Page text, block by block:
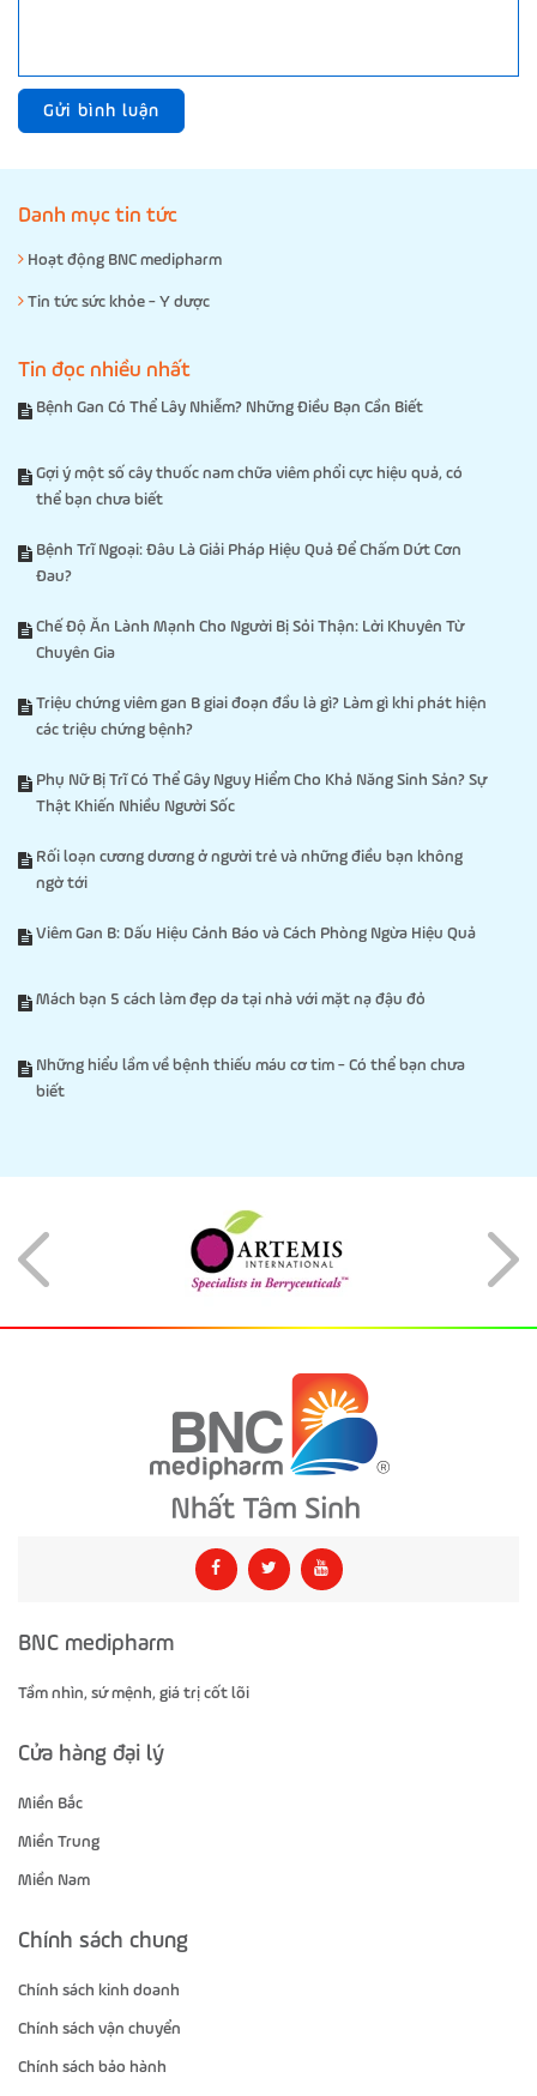
Gửi bình luận
Danh mục tin tức
Hoạt động BNC medipharm
Tin tức sức khỏe - Y dược
Tin đọc nhiều nhất
Bệnh Gan Có Thể Lây Nhiễm? Những Điều Bạn Cần Biết
Gợi ý một số cây thuốc nam chữa viêm phổi cực hiệu quả, có
thể bạn chưa biết
Bệnh Trĩ Ngoại: Đâu Là Giải Pháp Hiệu Quả Để Chấm Dứt Cơn
Đau?
Chế Độ Ăn Lành Mạnh Cho Người Bị Sỏi Thận: Lời Khuyên Từ
Chuyên Gia
Triệu chứng viêm gan B giai đoạn đầu là gì? Làm gì khi phát hiện
các triệu chứng bệnh?
Phụ Nữ Bị Trĩ Có Thể Gây Nguy Hiểm Cho Khả Năng Sinh Sản? Sự
Thật Khiến Nhiều Người Sốc
Rối loạn cương dương ở người trẻ và những điều bạn không
ngờ tới
Viêm Gan B: Dấu Hiệu Cảnh Báo và Cách Phòng Ngừa Hiệu Quả
Mách bạn 5 cách làm đẹp da tại nhà với mặt nạ đậu đỏ
Những hiểu lầm về bệnh thiếu máu cơ tim - Có thể bạn chưa
biết
BNC medipharm
Tầm nhìn, sứ mệnh, giá trị cốt lõi
Cửa hàng đại lý
Miền Bắc
Miền Trung
Miền Nam
Chính sách chung
Chính sách kinh doanh
Chính sách vận chuyển
Chính sách bảo hành